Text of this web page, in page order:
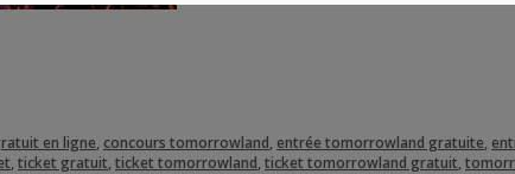
en ligne, concours tomorrowland, entrée tomorrowland gratuite,
,ticket gratuit,ticket tomorrowland,ticket tomorrowland gratuit,